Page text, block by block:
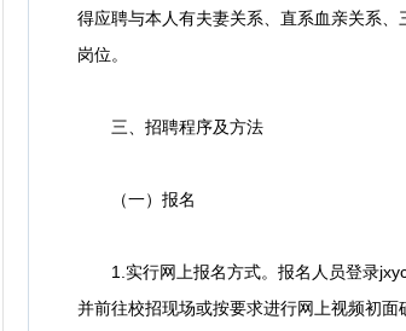
得应聘与本人有夫妻关系、直系血亲关系
岗位。
三、招聘程序及方法
（一）报名
1.实行网上报名方式。报名人员登录
并前往校招现场或按要求进行网上视频初